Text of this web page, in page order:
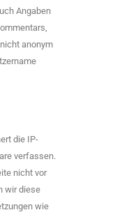
Angaben
anonym
die IP-
verfassen.
nicht vor
wir diese
wie